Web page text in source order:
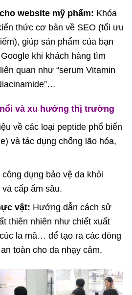
website mỹ phẩm: Khóa
thức cơ bản về SEO (tối ưu
giúp sản phẩm của bạn
khi khách hàng tìm
quan như “serum Vitamin
và xu hướng thị trường
về các loại peptide phổ biến
và tác dụng chống lão hóa,
dụng bảo vệ da khỏi
cấp ẩm sâu.
vật: Hướng dẫn cách sử
thiên nhiên như chiết xuất
la mã… để tạo ra các dòng
toàn cho da nhạy cảm.